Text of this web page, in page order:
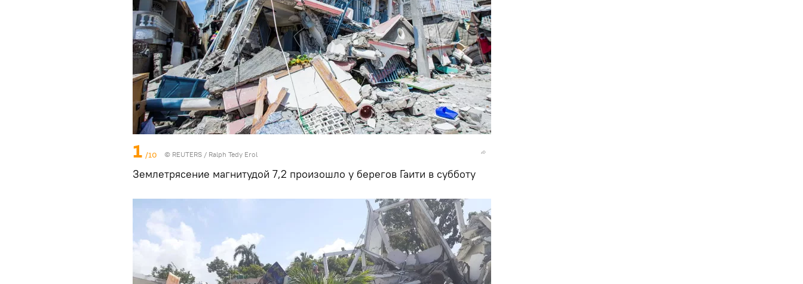
1 /10 © REUTERS / Ralph Tedy Erol
Землетрясение магнитудой 7,2 произошло у берегов Гаити в субботу